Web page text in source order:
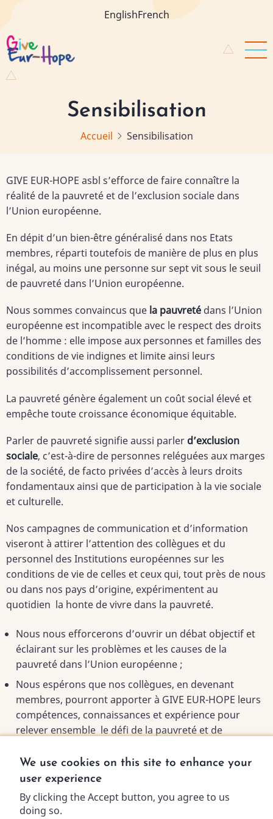
contenu
principal
EnglishFrench
Sensibilisation
Accueil Sensibilisation
GIVE EUR-HOPE asbl s’efforce de faire connaître la
réalité de la pauvreté et de l’exclusion sociale dans
l’Union européenne.
En dépit d’un bien-être généralisé dans nos Etats
membres, réparti toutefois de manière de plus en plus
inégal, au moins une personne sur sept vit sous le seuil
de pauvreté dans l’Union européenne.
Nous sommes convaincus que la pauvreté dans l’Union
européenne est incompatible avec le respect des droits
de l’homme : elle impose aux personnes et familles des
conditions de vie indignes et limite ainsi leurs
possibilités d’accomplissement personnel.
La pauvreté génère également un coût social élevé et
empêche toute croissance économique équitable.
Parler de pauvreté signifie aussi parler d’exclusion
sociale, c’est-à-dire de personnes reléguées aux marges
de la société, de facto privées d’accès à leurs droits
fondamentaux ainsi que de participation à la vie sociale
et culturelle.
Nos campagnes de communication et d’information
viseront à attirer l’attention des collègues et du
personnel des Institutions européennes sur les
conditions de vie de celles et ceux qui, tout près de nous
ou dans nos pays d’origine, expérimentent au
quotidien la honte de vivre dans la pauvreté.
Nous nous efforcerons d’ouvrir un débat objectif et
éclairant sur les problèmes et les causes de la
pauvreté dans l’Union européenne ;
Nous espérons que nos collègues, en devenant
membres, pourront apporter à GIVE EUR-HOPE leurs
compétences, connaissances et expérience pour
relever ensemble le défi de la pauvreté et de
Des questions ? Consultez la FAQ
We use cookies on this site to enhance your
user experience
By clicking the Accept button, you agree to us
doing so.